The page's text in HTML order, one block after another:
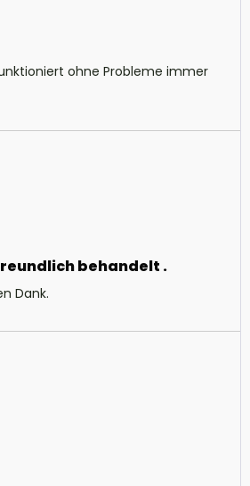
ohne Probleme immer
behandelt .
Dank.